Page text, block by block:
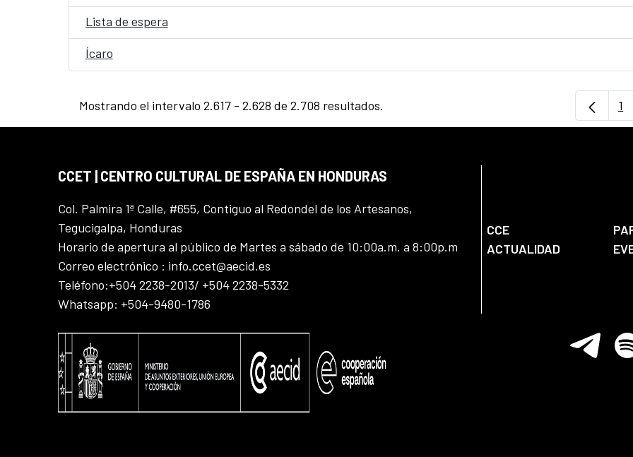
Lista de espera
Ícaro
Mostrando el intervalo 2.617 - 2.628 de 2.708 resultados. 1
CCET | CENTRO CULTURAL DE ESPAÑA EN HONDURAS
Col. Palmira 1ª Calle, #655, Contiguo al Redondel de los Artesanos,
Tegucigalpa, Honduras
Horario de apertura al público de Martes a sábado de 10:00a.m. a 8:00p.m
Correo electrónico : info.ccet@aecid.es
Teléfono:+504 2238-2013/ +504 2238-5332
Whatsapp: +504-9480-1786
CCE
ACTUALIDAD
Telegram